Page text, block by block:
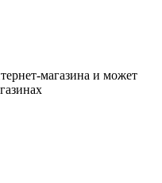
магазина и может